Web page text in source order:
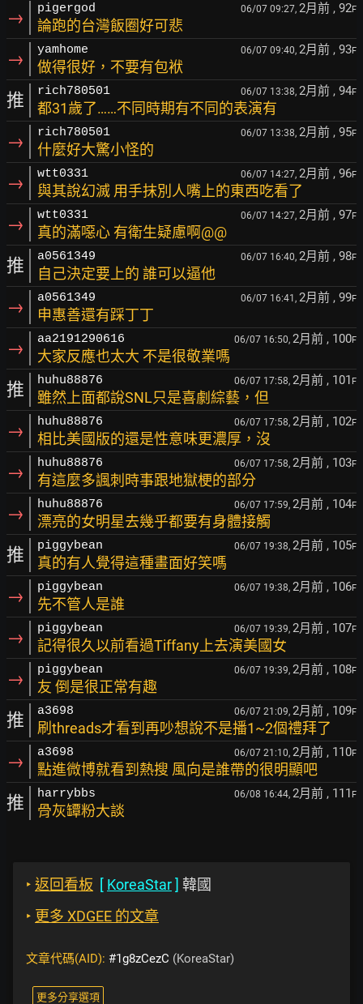
→ pigergod 06/07 09:27, 2月前 , 92F
論跑的台灣飯圈好可悲
→ yamhome 06/07 09:40, 2月前 , 93F
做得很好，不要有包袱
推 rich780501 06/07 13:38, 2月前 , 94F
都31歲了……不同時期有不同的表演有
→ rich780501 06/07 13:38, 2月前 , 95F
什麼好大驚小怪的
→ wtt0331 06/07 14:27, 2月前 , 96F
與其說幻滅 用手抹別人嘴上的東西吃看了
→ wtt0331 06/07 14:27, 2月前 , 97F
真的滿噁心 有衛生疑慮啊@@
推 a0561349 06/07 16:40, 2月前 , 98F
自己決定要上的 誰可以逼他
→ a0561349 06/07 16:41, 2月前 , 99F
申惠善還有踩丁丁
→ aa2191290616 06/07 16:50, 2月前 , 100F
大家反應也太大 不是很敬業嗎
推 huhu88876 06/07 17:58, 2月前 , 101 F
雖然上面都說SNL只是喜劇綜藝，但
→ huhu88876 06/07 17:58, 2月前 , 102F
相比美國版的還是性意味更濃厚，沒
→ huhu88876 06/07 17:58, 2月前 , 103F
有這麼多諷刺時事跟地獄梗的部分
→ huhu88876 06/07 17:59, 2月前 , 104F
漂亮的女明星去幾乎都要有身體接觸
推 piggybean 06/07 19:38, 2月前 , 105F
真的有人覺得這種畫面好笑嗎
→ piggybean 06/07 19:38, 2月前 , 106F
先不管人是誰
→ piggybean 06/07 19:39, 2月前 , 107F
記得很久以前看過Tiffany上去演美國女
→ piggybean 06/07 19:39, 2月前 , 108F
友 倒是很正常有趣
推 a3698 06/07 21:09, 2月前 , 109F
刷threads才看到再吵想說不是播1~2個禮拜了
→ a3698 06/07 21:10, 2月前 , 110F
點進微博就看到熱搜 風向是誰帶的很明顯吧
推 harrybbs 06/08 16:44, 2月前 , 111 F
骨灰罈粉大談
‣ 返回看板 [ KoreaStar] 韓國
‣ 更多 XDGEE 的文章
文章代碼(AID): #1g8zCezC (KoreaStar)
更多分享選項